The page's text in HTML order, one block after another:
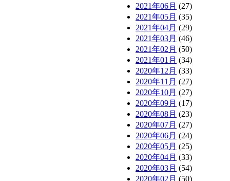
2021年06月 (27)
2021年05月 (35)
2021年04月 (29)
2021年03月 (46)
2021年02月 (50)
2021年01月 (34)
2020年12月 (33)
2020年11月 (27)
2020年10月 (27)
2020年09月 (17)
2020年08月 (23)
2020年07月 (27)
2020年06月 (24)
2020年05月 (25)
2020年04月 (33)
2020年03月 (54)
2020年02月 (50)